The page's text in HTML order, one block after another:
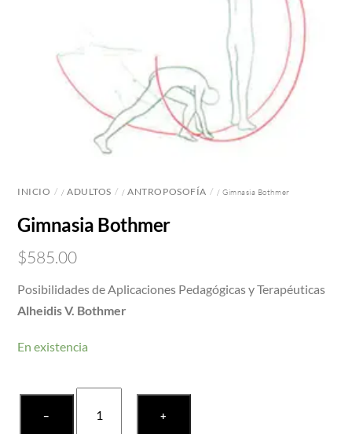
INICIO /ADULTOS /ANTROPOSOFÍA / Gimnasia Bothmer
Gimnasia Bothmer
$585.00
Posibilidades de Aplicaciones Pedagógicas y Terapéuticas
Alheidis V. Bothmer
En existencia
−
Bothmer
+